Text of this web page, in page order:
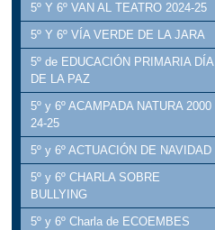
5º Y 6º VAN AL TEATRO 2024-25
5º Y 6º VÍA VERDE DE LA JARA
5º de EDUCACIÓN PRIMARIA DÍA
DE LA PAZ
5º y 6º ACAMPADA NATURA 2000
24-25
5º y 6º ACTUACIÓN DE NAVIDAD
5º y 6º CHARLA SOBRE
BULLYING
5º y 6º Charla de ECOEMBES